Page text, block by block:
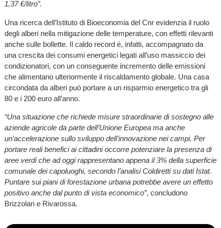
1,37 €/litro”.
Una ricerca dell’Istituto di Bioeconomia del Cnr evidenzia il ruolo
degli alberi nella mitigazione delle temperature, con effetti rilevanti
anche sulle bollette. Il caldo record è, infatti, accompagnato da
una crescita dei consumi energetici legati all’uso massiccio dei
condizionatori, con un conseguente incremento delle emissioni
che alimentano ulteriormente il riscaldamento globale. Una casa
circondata da alberi può portare a un risparmio energetico tra gli
80 e i 200 euro all’anno.
“Una situazione che richiede misure straordinarie di sostegno alle
aziende agricole da parte dell’Unione Europea ma anche
un’accelerazione sullo sviluppo dell’innovazione nei campi. Per
portare reali benefici ai cittadini occorre potenziare la presenza di
aree verdi che ad oggi rappresentano appena il 3% della superficie
comunale dei capoluoghi, secondo l’analisi Coldiretti su dati Istat.
Puntare sui piani di forestazione urbana potrebbe avere un effetto
positivo anche dal punto di vista economico”, concludono
Brizzolari e Rivarossa.